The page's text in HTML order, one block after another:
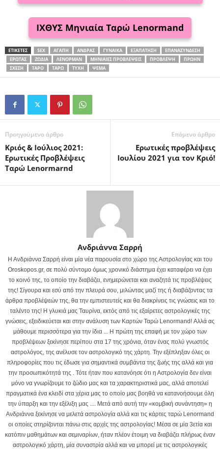
ΙΧΘΥΣ Μηνιαία Ταρώ Lenormand
ΕΤΙΚΕΤΕΣ SEX ΑΓΆΠΗ ΆΝΔΡΑΣ ΓΥΝΑΊΚΑ ΕΞΑΠΆΤΗΣΗ
ΕΠΑΝΑΣΎΝΔΕΣΗ
ΈΡΩΤΑΣ
ΖΏΔΙΑ ΛΈΝΟΡΜΑΝ ΜΗΝΙΑΊΕΣ ΠΡΟΒΛΈΨΕΙΣ ΠΡΌΒΛΕΨΗ
ΠΡΏΗΝ
ΣΧΈΣΗ
ΤΑΡΌ ΤΑΡΏ ΤΎΧΗ ΨΈΜΑ
Προηγούμενο άρθρο
Κριός & Ιούλιος 2021:
Ερωτικές Προβλέψεις
Ταρώ Lenormarnd
Επόμενο άρθρο
Ερωτικές προβλέψεις
Ιουλίου 2021 για τον Κριό!
Ανδριάννα Σαρρή
Η Ανδριάννα Σαρρή είναι μία νέα παρουσία στο χώρο της Αστρολογίας και του
Oroskopos.gr, σε πολύ σύντομο όμως χρονικό διάστημα έχει καταφέρει να έχει
το κοινό της, το οποίο την διαβάζει, ενημερώνεται και αναζητά τις προβλέψεις
της! Σίγουρα και εσύ από την πλευρά σου, μιλώντας μαζί της ή διαβάζοντας τα
άρθρα προβλέψεών της, θα την εμπιστευτείς και θα διακρίνεις τις γνώσεις και το
ταλέντο της! Η γλυκιά μας Ταυρίνα, εκτός από τις εξαίρετες αστρολογικές της
γνώσεις, εξειδικεύεται και στην ανάλυση των Καρτών Ταρώ Lenormand! Αλλά ας
μάθουμε περισσότερα για την ίδια ... Η πρώτη της επαφή με τον χώρο των
προβλέψεων ξεκίνησε περίπου στα 17 της χρόνια, όταν ένας πολύ γνωστός
αστρολόγος, της ανέλυσε τον αστρολογικό της χάρτη. Την εξέπληξαν όλες οι
πληροφορίες που τις έδωσε για σημαντικά συμβάντα της ζωής της αλλά και για
την προσωπικότητά της . Τότε ήταν που κατανόησε ότι η Αστρολογία δεν είναι
μόνο να γνωρίζουμε το ζώδιο μας και τα χαρακτηριστικά μας, αλλά αποτελεί
πραγματικά ένα κλειδί στα χέρια μας το οποίο μας βοηθά να κατανοήσουμε όλη
την ύπαρξη και την εξέλιξη μας .... Μετά από αυτή την «κομβική συνάντηση» η
Ανδριάννα ξεκίνησε να μελετά αστρολογία αλλά και τις κάρτες ταρώ Lenormand
οι οποίες στηρίζονται πάνω στις αρχές της αστρολογίας! Μέσα σε μία 3ετία και
κατόπιν μαθημάτων και σεμιναρίων, ήταν πλέον έτοιμη να διαβάζει πλήρως έναν
αστρολογικό χάρτη, μία συναστρία αλλά και να μπορεί με τις αστρολογικές